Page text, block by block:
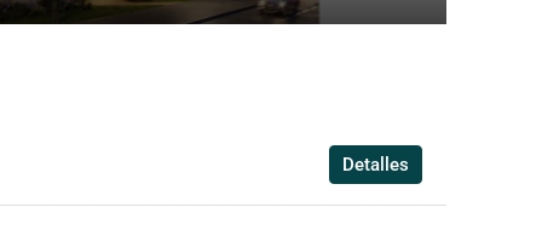
Detalles